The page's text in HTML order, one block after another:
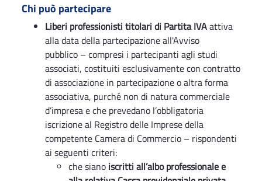
Chi può partecipare
Liberi professionisti titolari di Partita IVAattiva
alla data della partecipazione all'Avviso
pubblico – compresi i partecipanti agli studi
associati, costituiti esclusivamente con contratto
di associazione in partecipazione o altra forma
associativa, purché non di natura commerciale
d’impresa e che prevedano l’obbligatoria
iscrizione al Registro delle Imprese della
competente Camera di Commercio – rispondenti
ai seguenti criteri:
che siano iscritti all’albo professionale e